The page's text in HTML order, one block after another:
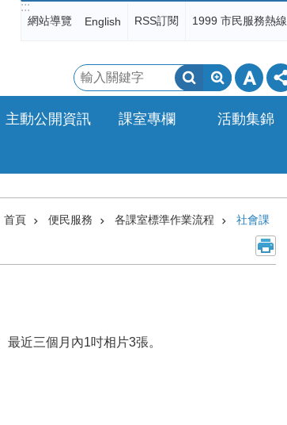
:::
網站導覽 English RSS訂閱 1999 市民服務熱線
搜
尋
主動公開資訊 課室專欄 活動集錦
首頁 便民服務 各課室標準作業流程 社會課
近三個月內1吋相片3張。